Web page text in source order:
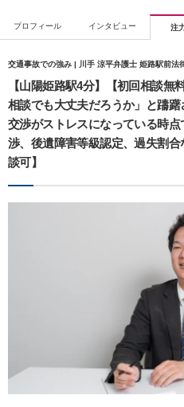
プロフィール インタビュー 注
交通事故での強み | 川手 涼平弁護士 姫路駅前法
【山陽姫路駅4分】【初回相談
相談でも大丈夫だろうか」と躊
交渉がストレスになっている時
渉、後遺障害等級認定、過失割
談可】